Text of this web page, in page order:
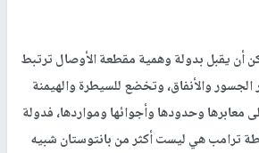
أن يقبل بدولة وهمية مقطعة الأوصال ترتبط
والأنفاق، وتخضع للسيطرة والهيمنة
معابرها وحدودها وأجوائها ومواردها، فدولة
ترامب هي ليست أكثر من بانتوستان شبيه